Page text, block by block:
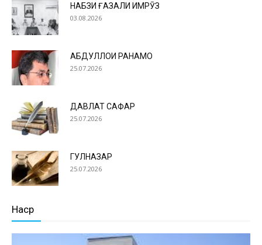
НАБЗИ ҒАЗАЛИ ИМРӮЗ
03.08.2026
АБДУЛЛОҲИ РАҲНАМО
25.07.2026
ДАВЛАТ САФАР
25.07.2026
ГУЛНАЗАР
25.07.2026
Наср